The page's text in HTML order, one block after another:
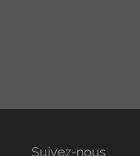
Suivez-nous